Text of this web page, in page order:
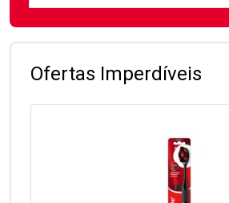
Ofertas Imperdíveis